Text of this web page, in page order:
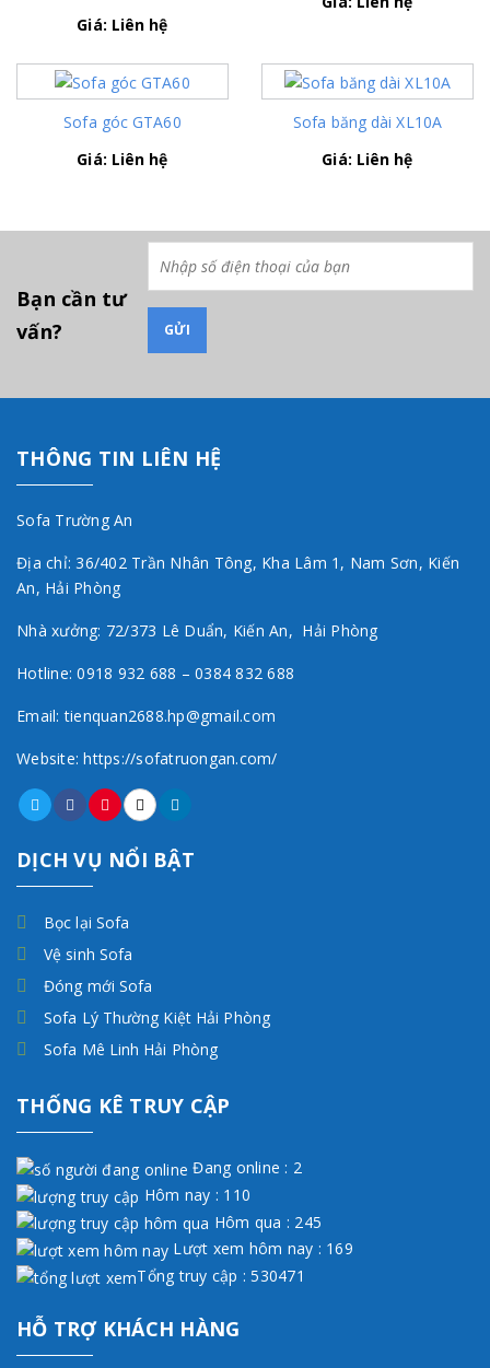
Giá: Liên hệ
Sofa góc GTA60
Giá: Liên hệ
Sofa băng dài XL10A
Giá: Liên hệ
Bạn cần tư
vấn?
THÔNG TIN LIÊN HỆ
Sofa Trường An
Địa chỉ: 36/402 Trần Nhân Tông, Kha Lâm 1, Nam Sơn, Kiến
An, Hải Phòng
Nhà xưởng: 72/373 Lê Duẩn, Kiến An, Hải Phòng
Hotline: 0918 932 688 – 0384 832 688
Email: tienquan2688.hp@gmail.com
Website: https://sofatruongan.com/
DỊCH VỤ NỔI BẬT
Bọc lại Sofa
Vệ sinh Sofa
Đóng mới Sofa
Sofa Lý Thường Kiệt Hải Phòng
Sofa Mê Linh Hải Phòng
THỐNG KÊ TRUY CẬP
Đang online : 2
Hôm nay : 110
Hôm qua : 245
Lượt xem hôm nay : 169
Tổng truy cập : 530471
HỖ TRỢ KHÁCH HÀNG